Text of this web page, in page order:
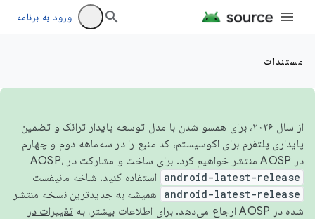
ورود به برنامه
مستندات
از سال ۲۰۲۶، برای همسو شدن با مدل توسعه پایدار ترانک و تضمین
پایداری پلتفرم برای اکوسیستم، کد منبع را در سه‌ماهه دوم و چهارم
در AOSP منتشر خواهیم کرد. برای ساخت و مشارکت در AOSP،
android-latest-release استفاده کنید. شاخه مانیفست
android-latest-release
همیشه به جدیدترین نسخه منتشر
شده در AOSP ارجاع می‌دهد. برای اطلاعات بیشتر، به
تغییرات در